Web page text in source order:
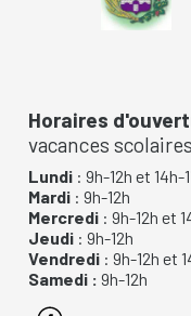
Horaires
vacances
Lundi : 9h-12h et 14h-
Mardi : 9h-12h
Mercredi : 9h-12h et
Jeudi : 9h-12h
Vendredi : 9h-12h et
Samedi : 9h-12h